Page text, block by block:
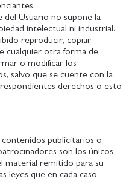
del Usuario no supone la
intelectual ni industrial.
reproducir, copiar,
cualquier otra forma de
o modificar los
salvo que se cuente con la
derechos o esto
contenidos publicitarios o
son los únicos
material remitido para su
leyes que en cada caso